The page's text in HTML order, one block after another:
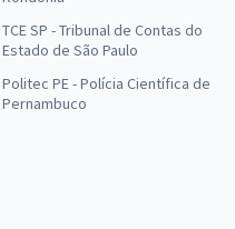
TCE SP - Tribunal de Contas do
Estado de São Paulo
Politec PE - Polícia Científica de
Pernambuco